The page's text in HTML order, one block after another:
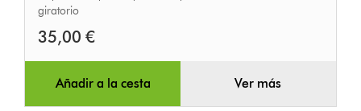
giratorio
35,00 €
Añadir a la cesta Ver más